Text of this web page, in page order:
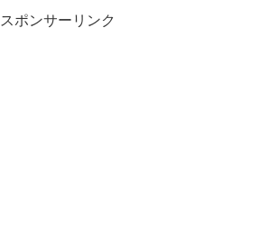
スポンサーリンク